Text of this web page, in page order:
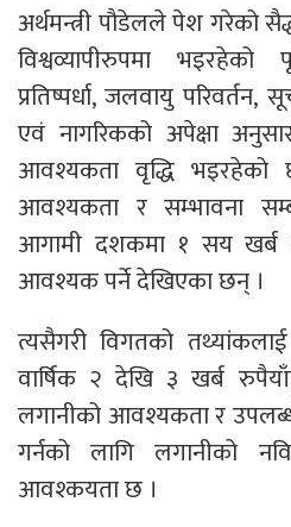
अर्थमन्त्री पौडेलले पेश गरेको
विश्वव्यापीरुपमा भइरहेको
प्रतिष्पर्धा, जलवायु परिवर्तन,
एवं नागरिकको अपेक्षा
आवश्यकता वृद्धि भइरहेको
आवश्यकता र सम्भावना
आगामी दशकमा १ सय खर्ब
आवश्यक पर्ने देखिएका छन् ।
त्यसैगरी विगतको तथ्यांकलाई
वार्षिक २ देखि ३ खर्ब
लगानीको आवश्यकता र
गर्नको लागि लगानीको
आवश्कयता छ ।